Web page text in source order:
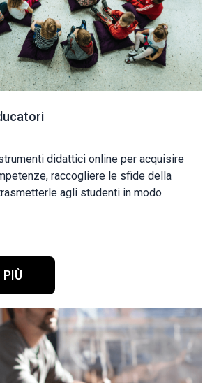
didattici online per acquisire
raccogliere le sfide della
agli studenti in modo
PIÙ